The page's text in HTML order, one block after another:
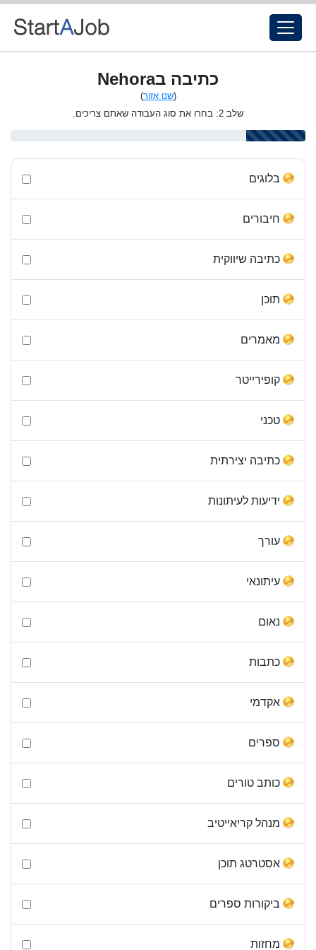
כתיבה בNehora
(שנו אזור)
שלב 2: בחרו את סוג העבודה שאתם צריכים.
בלוגים
חיבורים
כתיבה שיווקית
תוכן
מאמרים
קופירייטר
טכני
כתיבה יצירתית
ידיעות לעיתונות
עורך
עיתונאי
נאום
כתבות
אקדמי
ספרים
כותב טורים
מנהל קריאייטיב
אסטרטג תוכן
ביקורות ספרים
מחזות